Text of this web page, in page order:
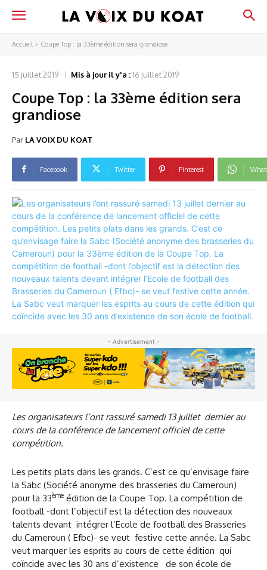
Accueil Coupe Top : la 33ème édition sera grandiose
15 juillet 2019 Mis à jour il y'a :16 juillet 2019
Coupe Top : la 33ème édition sera
grandiose
Par LA VOIX DU KOAT
Facebook Twitter Pinterest
- Advertisement -
Les organisateurs l’ont rassuré samedi 13 juillet dernier au
cours de la conférence de lancement officiel de cette
compétition.
Les petits plats dans les grands. C’est ce qu’envisage faire
la Sabc (Société anonyme des brasseries du Cameroun)
pour la 33ème édition de la Coupe Top. La compétition de
football -dont l’objectif est la détection des nouveaux
talents devant intégrer l’Ecole de football des Brasseries
du Cameroun ( Efbc)- se veut festive cette année. La Sabc
veut marquer les esprits au cours de cette édition qui
coïncide avec les 30 ans d’existence de son école de